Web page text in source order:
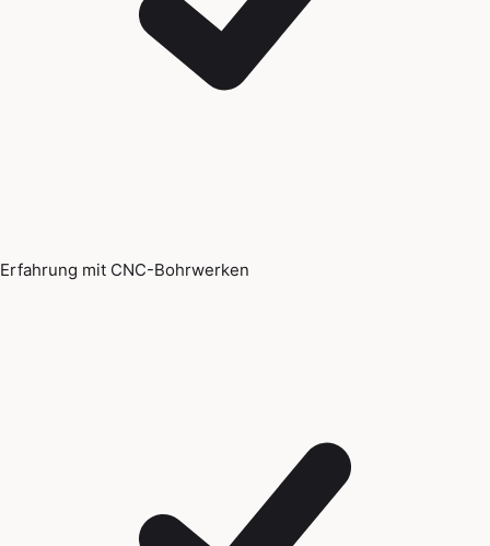
Erfahrung mit CNC-Bohrwerken